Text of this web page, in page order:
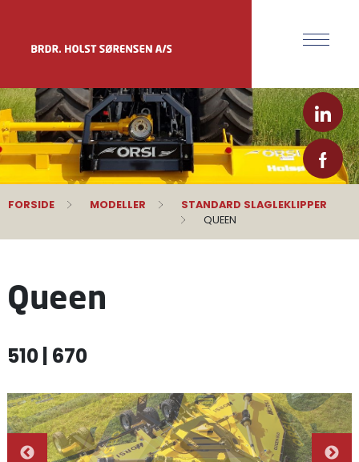
FORSIDE MODELLER
STANDARD SLAGLEKLIPPER
QUEEN
Queen
510 | 670